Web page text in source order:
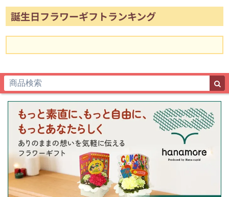
誕生日フラワーギフトランキング